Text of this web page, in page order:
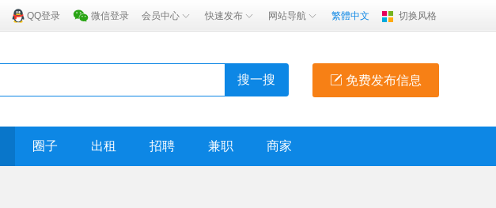
QQ登录 微信登录 会员中心 快速发布 网站导航 繁體中文 切换风格
免费发布信息
搜一搜
圈子 出租 招聘 兼职 商家